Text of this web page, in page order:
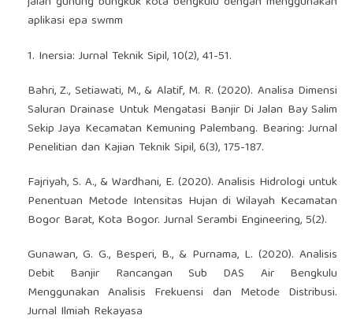
aplikasi epa swmm
1. Inersia: Jurnal Teknik Sipil, 10(2), 41-51.
Bahri, Z., Setiawati, M., & Alatif, M. R. (2020). Analisa Dimensi
Saluran Drainase Untuk Mengatasi Banjir Di Jalan Bay Salim
Sekip Jaya Kecamatan Kemuning Palembang. Bearing: Jurnal
Penelitian dan Kajian Teknik Sipil, 6(3), 175-187.
Fajriyah, S. A., & Wardhani, E. (2020). Analisis Hidrologi untuk
Penentuan Metode Intensitas Hujan di Wilayah Kecamatan
Bogor Barat, Kota Bogor. Jurnal Serambi Engineering, 5(2).
Gunawan, G. G., Besperi, B., & Purnama, L. (2020). Analisis
Debit Banjir Rancangan Sub DAS Air Bengkulu
Menggunakan Analisis Frekuensi dan Metode Distribusi.
Jurnal Ilmiah Rekayasa